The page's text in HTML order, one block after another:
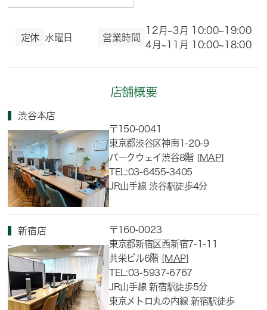
定休 水曜日 営業時間
12月~3月 10:00~19:00
4月~11月 10:00~18:00
店舗概要
渋谷本店
〒150-0041
東京都渋谷区神南1-20-9
パークウェイ渋谷8階 [MAP]
TEL:03-6455-3405
JR山手線 渋谷駅徒歩4分
新宿店
〒160-0023
東京都新宿区西新宿7-1-11
共栄ビル6階 [MAP]
TEL:03-5937-6767
JR山手線 新宿駅徒歩5分
東京メトロ丸の内線 新宿駅徒歩